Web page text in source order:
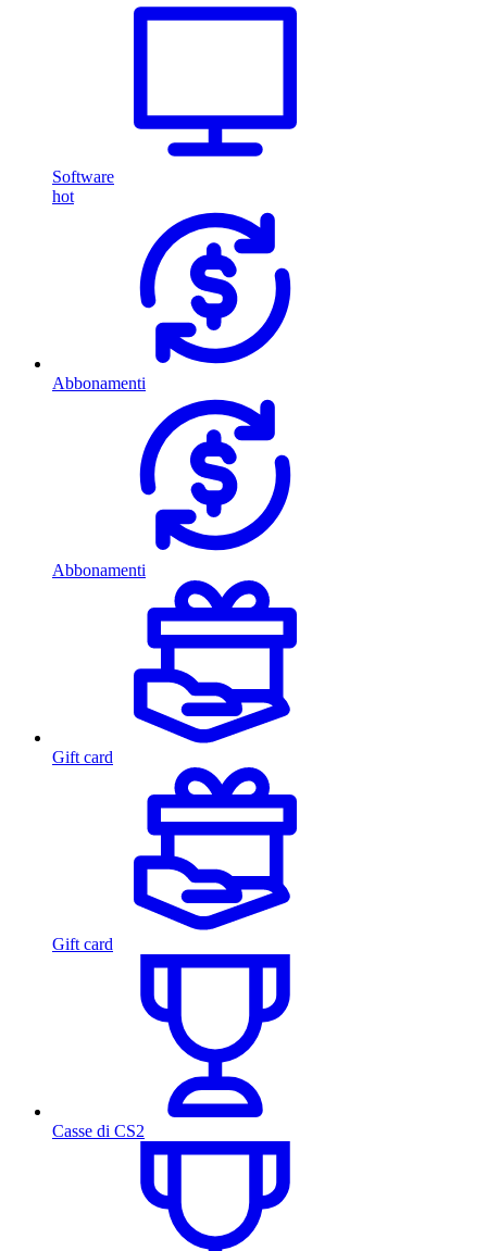
Software
hot
Abbonamenti
Abbonamenti
Gift card
Gift card
Casse di CS2